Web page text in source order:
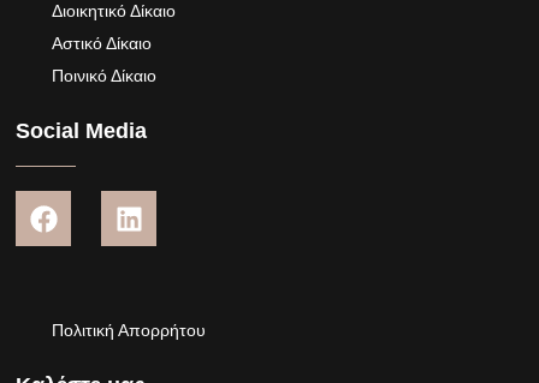
Διοικητικό Δίκαιο
Αστικό Δίκαιο
Ποινικό Δίκαιο
Social Media
Πολιτική Απορρήτου